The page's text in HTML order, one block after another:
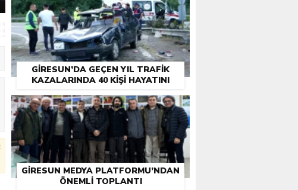
GIRESUN’DA GEÇEN YIL TRAFIK
KAZALARINDA 40 KIŞI HAYATINI
GIRESUN MEDYA PLATFORMU’NDAN
ÖNEMLI TOPLANTI